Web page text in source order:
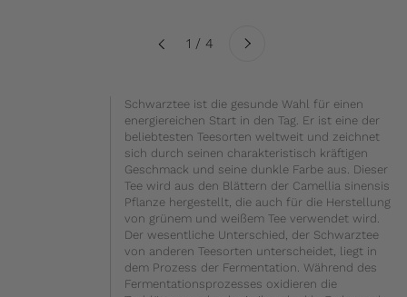
Zurück 1 / 4 Weiter
Schwarztee ist die gesunde Wahl für einen
energiereichen Start in den Tag. Er ist eine der
beliebtesten Teesorten weltweit und zeichnet
sich durch seinen charakteristisch kräftigen
Geschmack und seine dunkle Farbe aus. Dieser
Tee wird aus den Blättern der Camellia sinensis
Pflanze hergestellt, die auch für die Herstellung
von grünem und weißem Tee verwendet wird.
Der wesentliche Unterschied, der Schwarztee
von anderen Teesorten unterscheidet, liegt in
dem Prozess der Fermentation. Während des
Fermentationsprozesses oxidieren die